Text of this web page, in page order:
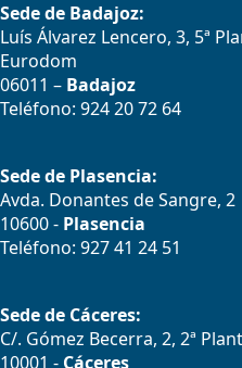
Sede de Badajoz:
Luís Álvarez Lencero, 3, 5ª
Eurodom
06011 – Badajoz
Teléfono: 924 20 72 64
Sede de Plasencia:
Avda. Donantes de Sangre, 2
10600 - Plasencia
Teléfono: 927 41 24 51
Sede de Cáceres:
C/. Gómez Becerra, 2, 2ª
10001 - Cáceres